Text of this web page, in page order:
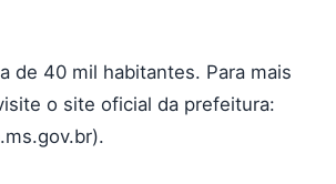
de 40 mil habitantes. Para mais
o site oficial da prefeitura: